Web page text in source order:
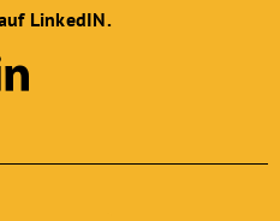
LinkedIN.